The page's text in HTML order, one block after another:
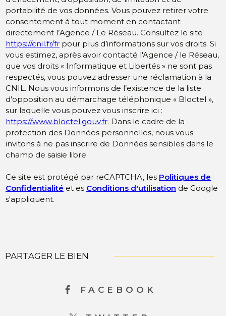
portabilité de vos données. Vous pouvez retirer votre
consentement à tout moment en contactant
directement l’Agence / Le Réseau. Consultez le site
https://cnil.fr/fr pour plus d’informations sur vos droits. Si
vous estimez, après avoir contacté l'Agence / le Réseau,
que vos droits « Informatique et Libertés » ne sont pas
respectés, vous pouvez adresser une réclamation à la
CNIL. Nous vous informons de l’existence de la liste
d'opposition au démarchage téléphonique « Bloctel »,
sur laquelle vous pouvez vous inscrire ici :
https://www.bloctel.gouv.fr. Dans le cadre de la
protection des Données personnelles, nous vous
invitons à ne pas inscrire de Données sensibles dans le
champ de saisie libre.
Ce site est protégé par reCAPTCHA, les Politiques de
Confidentialité et es Conditions d'utilisation de Google
s'appliquent.
PARTAGER LE BIEN
FACEBOOK